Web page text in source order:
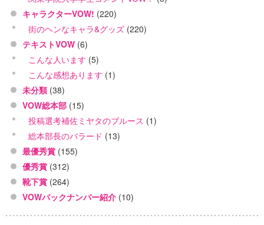
キャラクターVOW! (220)
街のヘンなキャラ&グッズ (220)
テキストVOW (6)
こんな人います (5)
こんな感想あります (1)
未分類 (38)
VOW総本部 (15)
投稿選考補佐ミヤタのブルース (1)
総本部長のバラード (13)
最優秀賞 (155)
優秀賞 (312)
靴下賞 (264)
VOWバックナンバー紹介 (10)